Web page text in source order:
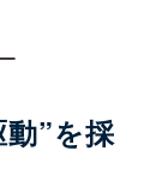
”を採